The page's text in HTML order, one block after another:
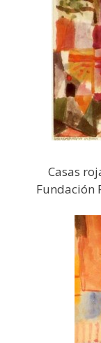
Casas
Fundación